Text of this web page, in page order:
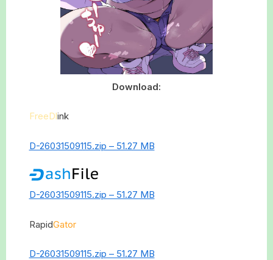
Download:
FreeDlink
D-26031509115.zip – 51.27 MB
D-26031509115.zip – 51.27 MB
RapidGator
D-26031509115.zip – 51.27 MB